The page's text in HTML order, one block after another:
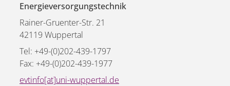
Energieversorgungstechnik
Rainer-Gruenter-Str. 21
42119 Wuppertal
Tel: +49-(0)202-439-1797
Fax: +49-(0)202-439-1977
evtinfo[at]uni-wuppertal.de